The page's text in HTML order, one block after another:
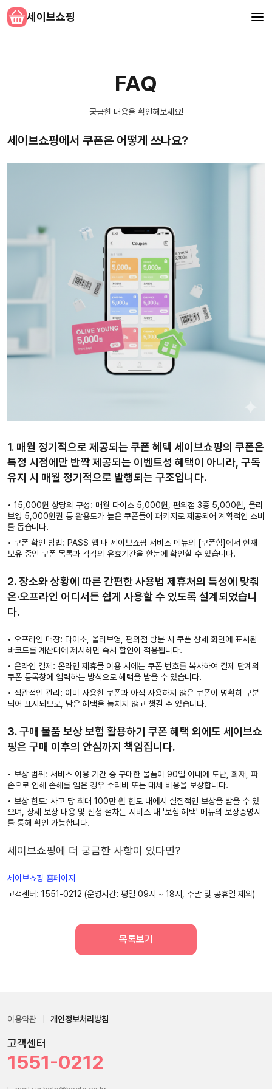
세이브쇼핑
FAQ
궁금한 내용을 확인해보세요!
세이브쇼핑에서 쿠폰은 어떻게 쓰나요?
1. 매월 정기적으로 제공되는 쿠폰 혜택 세이브쇼핑의 쿠폰은
특정 시점에만 반짝 제공되는 이벤트성 혜택이 아니라, 구독
유지 시 매월 정기적으로 발행되는 구조입니다.
• 15,000원 상당의 구성: 매월 다이소 5,000원, 편의점 3종 5,000원, 올리
브영 5,000원권 등 활용도가 높은 쿠폰들이 패키지로 제공되어 계획적인 소비
를 돕습니다.
• 쿠폰 확인 방법: PASS 앱 내 세이브쇼핑 서비스 메뉴의 [쿠폰함]에서 현재
보유 중인 쿠폰 목록과 각각의 유효기간을 한눈에 확인할 수 있습니다.
2. 장소와 상황에 따른 간편한 사용법 제휴처의 특성에 맞춰
온·오프라인 어디서든 쉽게 사용할 수 있도록 설계되었습니
다.
• 오프라인 매장: 다이소, 올리브영, 편의점 방문 시 쿠폰 상세 화면에 표시된
바코드를 계산대에 제시하면 즉시 할인이 적용됩니다.
• 온라인 결제: 온라인 제휴몰 이용 시에는 쿠폰 번호를 복사하여 결제 단계의
쿠폰 등록창에 입력하는 방식으로 혜택을 받을 수 있습니다.
• 직관적인 관리: 이미 사용한 쿠폰과 아직 사용하지 않은 쿠폰이 명확히 구분
되어 표시되므로, 남은 혜택을 놓치지 않고 챙길 수 있습니다.
3. 구매 물품 보상 보험 활용하기 쿠폰 혜택 외에도 세이브쇼
핑은 구매 이후의 안심까지 책임집니다.
• 보상 범위: 서비스 이용 기간 중 구매한 물품이 90일 이내에 도난, 화재, 파
손으로 인해 손해를 입은 경우 수리비 또는 대체 비용을 보상합니다.
• 보상 한도: 사고 당 최대 100만 원 한도 내에서 실질적인 보상을 받을 수 있
으며, 상세 보상 내용 및 신청 절차는 서비스 내 '보험 혜택' 메뉴의 보장증명서
를 통해 확인 가능합니다.
세이브쇼핑에 더 궁금한 사항이 있다면?
세이브쇼핑 홈페이지
고객센터: 1551-0212 (운영시간: 평일 09시 ~ 18시, 주말 및 공휴일 제외)
목록보기
이용약관 개인정보처리방침
고객센터
1551-0212